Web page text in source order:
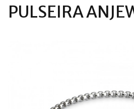
PULSEIRA